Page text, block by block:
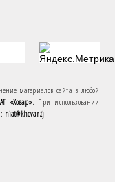
материалов сайта в любой
«Ховар». При использовании
niat@khovar.tj